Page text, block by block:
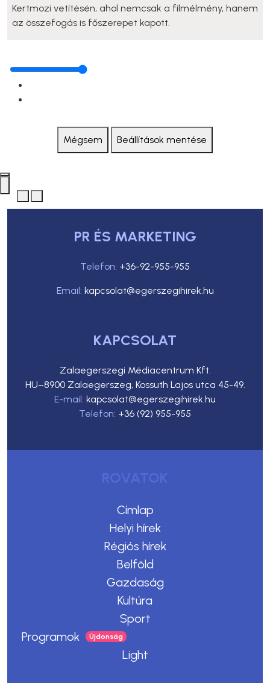
Kertmozi vetítésén, ahol nemcsak a filmélmény, hanem
az összefogás is főszerepet kapott.
Mégsem Beállítások mentése
PR ÉS MARKETING
Telefon: +36-92-955-955
Email: kapcsolat@egerszegihirek.hu
KAPCSOLAT
Zalaegerszegi Médiacentrum Kft.
HU–8900 Zalaegerszeg, Kossuth Lajos utca 45-49.
E-mail: kapcsolat@egerszegihirek.hu
Telefon: +36 (92) 955-955
ROVATOK
Címlap
Helyi hírek
Régiós hírek
Belföld
Gazdaság
Kultúra
Sport
Programok
Light